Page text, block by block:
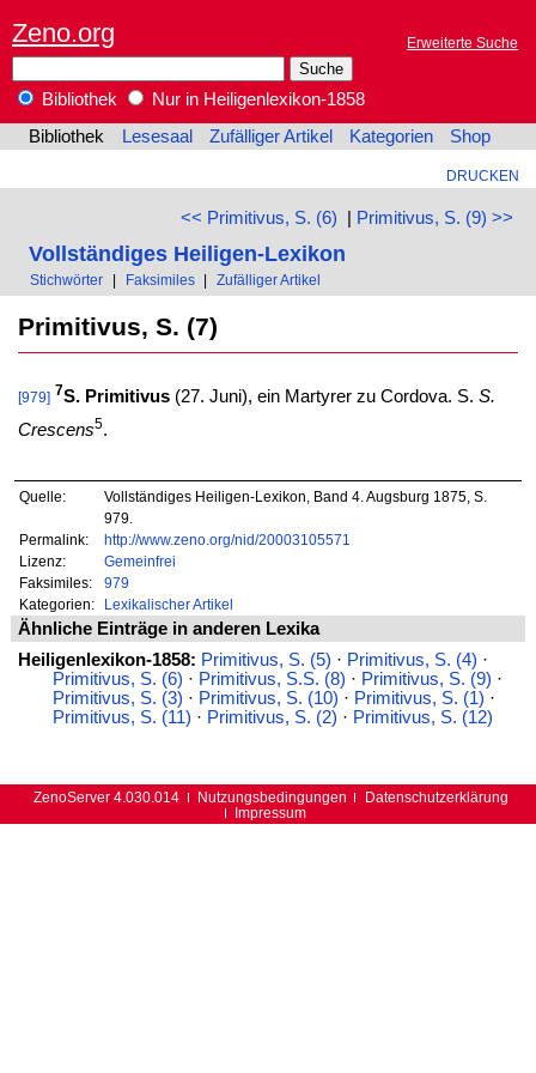
Zeno.org Erweiterte Suche
Bibliothek
Nur in Heiligenlexikon-1858
Bibliothek
Lesesaal Zufälliger Artikel Kategorien Shop
DRUCKEN
<< Primitivus, S. (6) | Primitivus, S. (9) >>
Vollständiges Heiligen-Lexikon
Stichwörter | Faksimiles | Zufälliger Artikel
Primitivus, S. (7)
[979] 7S. Primitivus(27. Juni), ein Martyrer zu Cordova. S. S.
Crescens5.
Quelle:
Vollständiges Heiligen-Lexikon, Band 4. Augsburg 1875, S.
979.
Permalink:
http://www.zeno.org/nid/20003105571
Lizenz:
Gemeinfrei
Faksimiles:
979
Kategorien:
Lexikalischer Artikel
Ähnliche Einträge in anderen Lexika
Heiligenlexikon-1858: Primitivus, S. (5) · Primitivus, S. (4) ·
Primitivus, S. (6) · Primitivus, S.S. (8) · Primitivus, S. (9) ·
Primitivus, S. (3) · Primitivus, S. (10) · Primitivus, S. (1) ·
Primitivus, S. (11) · Primitivus, S. (2) · Primitivus, S. (12)
ZenoServer 4.030.014 Nutzungsbedingungen
Datenschutzerklärung
Impressum